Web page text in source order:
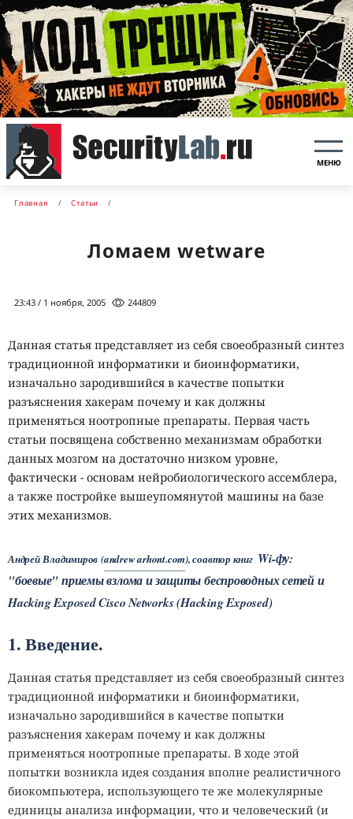
МЕНЮ
Главная Статьи
Ломаем wetware
23:43 / 1 ноября, 2005 244809
Данная статья представляет из себя своеобразный синтез
традиционной информатики и биоинформатики,
изначально зародившийся в качестве попытки
разъяснения хакерам почему и как должны
применяться ноотропные препараты. Первая часть
статьи посвящена собственно механизмам обработки
данных мозгом на достаточно низком уровне,
фактически - основам нейробиологического ассемблера,
а также постройке вышеупомянутой машины на базе
этих механизмов.
Андрей Владимиров (andrew arhont.com), соавтор книг Wi-фу:
"боевые" приемы взлома и защиты беспроводных сетей и
Hacking Exposed Cisco Networks (Hacking Exposed)
1. Введение.
Данная статья представляет из себя своеобразный синтез
традиционной информатики и биоинформатики,
изначально зародившийся в качестве попытки
разъяснения хакерам почему и как должны
применяться ноотропные препараты. В ходе этой
попытки возникла идея создания вполне реалистичного
биокомпьютера, использующего те же молекулярные
единицы анализа информации, что и человеческий (и